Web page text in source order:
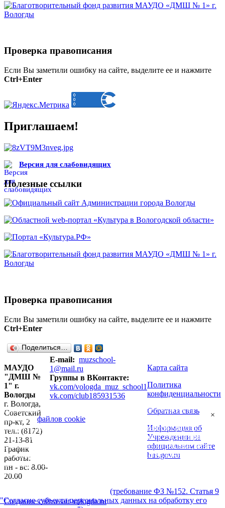
Проверка правописания
Если Вы заметили ошибку на сайте, выделите ее и нажмите
Ctrl+Enter
Приглашаем!
Версия для слабовидящих
Полезные ссылки
Проверка правописания
Если Вы заметили ошибку на сайте, выделите ее и нажмите
Ctrl+Enter
Поделиться…
МАУДО
"ДМШ №
1" г.
Вологды
г. Вологда,
Советский
пр-кт, 2
тел.: (8172)
21-13-81
График
работы:
пн - вс: 8.00-
20.00
E-mail: muzschool-
1@mail.ru
Группы в ВКонтакте:
vk.com/vologda_muz_school1
vk.com/club185931536
Карта сайта
Политика
конфиденциальности
Обратная связь
Информация об
Учреждении на
официальном сайте
bus.gov.ru
Создание сайта sait-vologda.ru
Продолжая использовать наш сайт, вы даете согласие на
обработку файлов cookie , пользовательских данных (сведения о
местоположении; тип и версия ОС; тип и версия Браузера; тип
устройства и разрешение его экрана; источник откуда пришел на
сайт пользователь; с какого сайта или по какой рекламе; язык
ОС и Браузера; какие страницы открывает и на какие кнопки
нажимает пользователь; ip-адрес) в целях функционирования
сайта, проведения ретаргетинга и проведения статистических
(требование ФЗ №152. Статья 9
"Согласие субъекта персональных данных на обработку его
×